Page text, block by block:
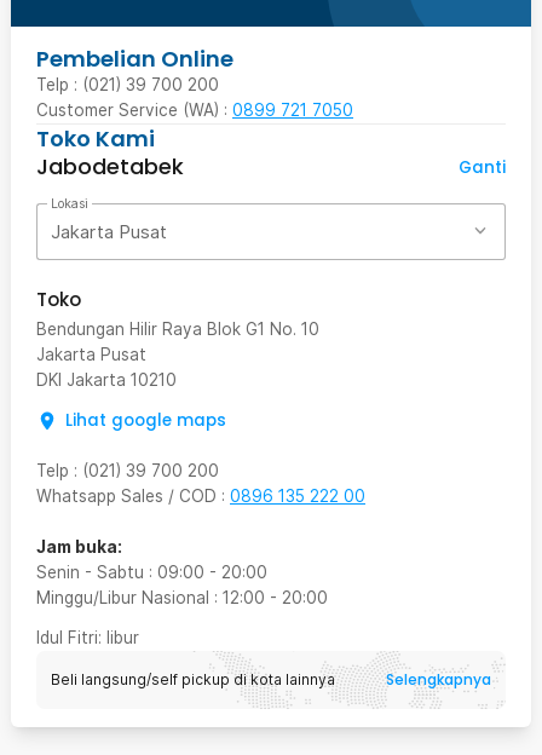
Pembelian Online
Telp : (021) 39 700 200
Customer Service (WA) : 0899 721 7050
Toko Kami
Jabodetabek
Ganti
Lokasi
Jakarta Pusat
Toko
Bendungan Hilir Raya Blok G1 No. 10
Jakarta Pusat
DKI Jakarta 10210
Lihat google maps
Telp : (021) 39 700 200
Whatsapp Sales / COD : 0896 135 222 00
Jam buka:
Senin - Sabtu : 09:00 - 20:00
Minggu/Libur Nasional : 12:00 - 20:00
Idul Fitri: libur
Beli langsung/self pickup di kota lainnya Selengkapnya